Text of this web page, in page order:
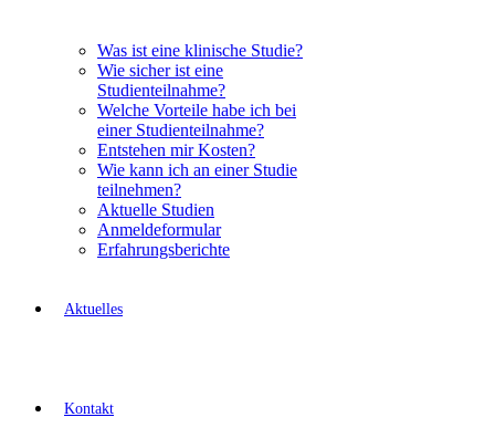
Was ist eine klinische Studie?
Wie sicher ist eine
Studienteilnahme?
Welche Vorteile habe ich bei
einer Studienteilnahme?
Entstehen mir Kosten?
Wie kann ich an einer Studie
teilnehmen?
Aktuelle Studien
Anmeldeformular
Erfahrungsberichte
Aktuelles
Kontakt